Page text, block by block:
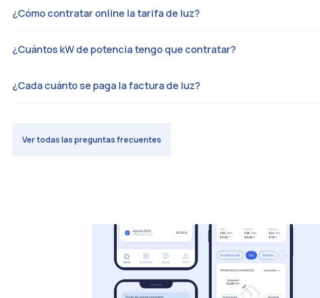
¿Cómo contratar online la tarifa de luz?
¿Cuántos kW de potencia tengo que contratar?
¿Cada cuánto se paga la factura de luz?
Ver todas las preguntas frecuentes